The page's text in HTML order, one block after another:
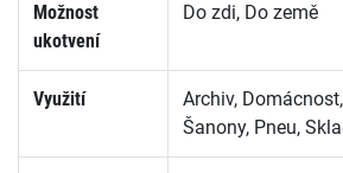
Možnost
ukotvení
Do zdi, Do země
Využití
Archiv,
Šanony, Pneu,